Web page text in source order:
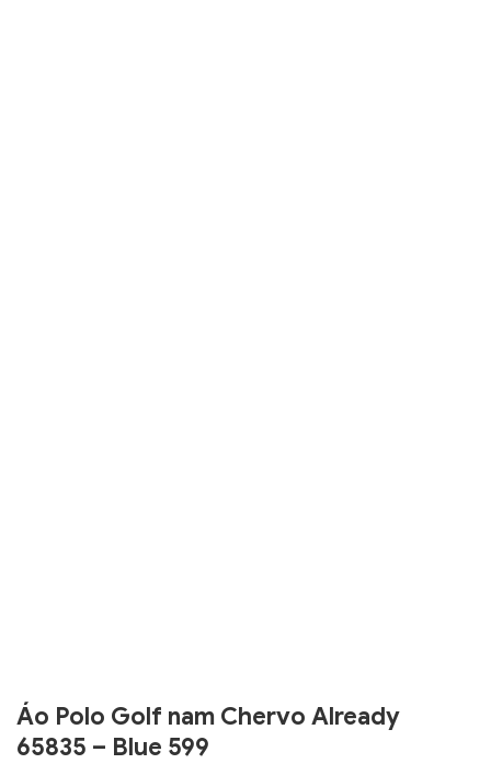
Áo Polo Golf nam Chervo Already
65835 – Blue 599